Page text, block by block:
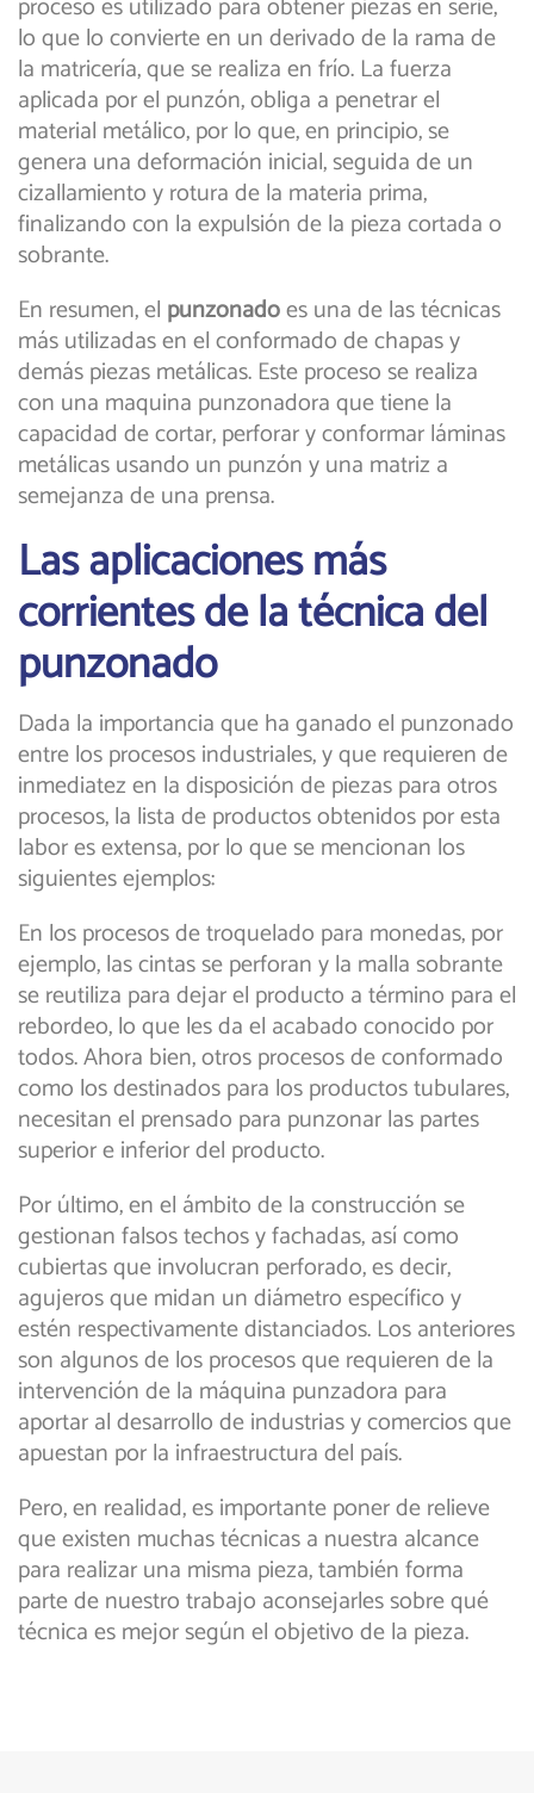
proceso es utilizado para obtener piezas en serie,
lo que lo convierte en un derivado de la rama de
la matricería, que se realiza en frío. La fuerza
aplicada por el punzón, obliga a penetrar el
material metálico, por lo que, en principio, se
genera una deformación inicial, seguida de un
cizallamiento y rotura de la materia prima,
finalizando con la expulsión de la pieza cortada o
sobrante.
En resumen, el punzonadoes una de las técnicas
más utilizadas en el conformado de chapas y
demás piezas metálicas. Este proceso se realiza
con una maquina punzonadora que tiene la
capacidad de cortar, perforar y conformar láminas
metálicas usando un punzón y una matriz a
semejanza de una prensa.
Las aplicaciones más
corrientes de la técnica del
punzonado
Dada la importancia que ha ganado el punzonado
entre los procesos industriales, y que requieren de
inmediatez en la disposición de piezas para otros
procesos, la lista de productos obtenidos por esta
labor es extensa, por lo que se mencionan los
siguientes ejemplos:
En los procesos de troquelado para monedas, por
ejemplo, las cintas se perforan y la malla sobrante
se reutiliza para dejar el producto a término para el
rebordeo, lo que les da el acabado conocido por
todos. Ahora bien, otros procesos de conformado
como los destinados para los productos tubulares,
necesitan el prensado para punzonar las partes
superior e inferior del producto.
Por último, en el ámbito de la construcción se
gestionan falsos techos y fachadas, así como
cubiertas que involucran perforado, es decir,
agujeros que midan un diámetro específico y
estén respectivamente distanciados. Los anteriores
son algunos de los procesos que requieren de la
intervención de la máquina punzadora para
aportar al desarrollo de industrias y comercios que
apuestan por la infraestructura del país.
Pero, en realidad, es importante poner de relieve
que existen muchas técnicas a nuestra alcance
para realizar una misma pieza, también forma
parte de nuestro trabajo aconsejarles sobre qué
técnica es mejor según el objetivo de la pieza.